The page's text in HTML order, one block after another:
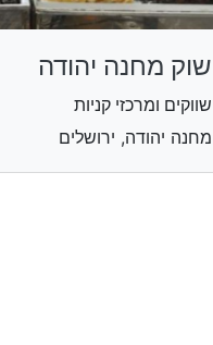
שוק מחנה יהודה
שווקים ומרכזי קניות
מחנה יהודה, ירושלים